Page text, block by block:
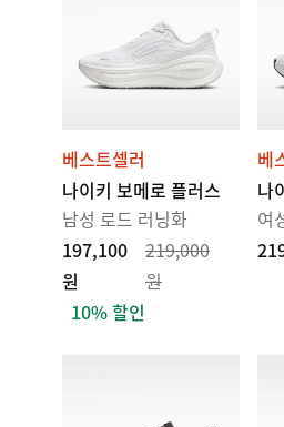
베스트셀러
나이키 보메로 플러스
남성 로드 러닝화
197,100
원
219,000
원
10% 할인
베
나
여